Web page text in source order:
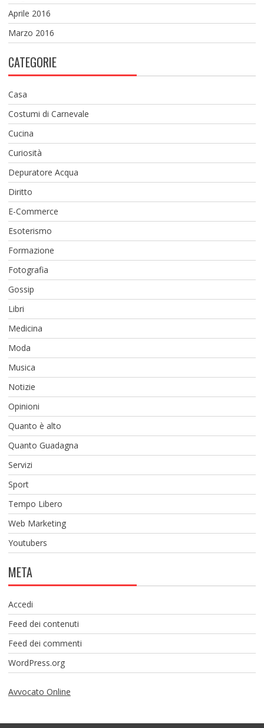
Aprile 2016
Marzo 2016
CATEGORIE
Casa
Costumi di Carnevale
Cucina
Curiosità
Depuratore Acqua
Diritto
E-Commerce
Esoterismo
Formazione
Fotografia
Gossip
Libri
Medicina
Moda
Musica
Notizie
Opinioni
Quanto è alto
Quanto Guadagna
Servizi
Sport
Tempo Libero
Web Marketing
Youtubers
META
Accedi
Feed dei contenuti
Feed dei commenti
WordPress.org
Avvocato Online